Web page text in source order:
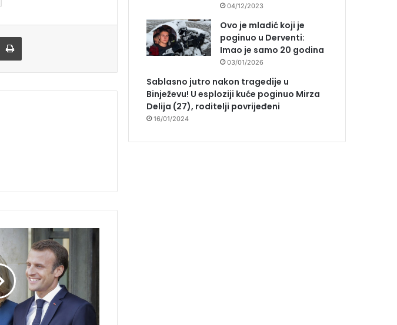
Email Print
04/12/2023
Ovo je mladić koji je
poginuo u Derventi:
Imao je samo 20 godina
03/01/2026
Sablasno jutro nakon tragedije u
Binježevu! U esploziji kuće poginuo Mirza
Delija (27), roditelji povrijeđeni
16/01/2024